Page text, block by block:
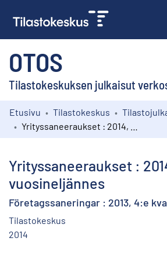
OTOS
Tilastokeskuksen julkaisut
Kokoelmat
Etusivu Tilastokeskus
Yrityssaneeraukset :
vuosineljännes
Företagssaneringar : 2013, 4:e
Tilastokeskus
2014